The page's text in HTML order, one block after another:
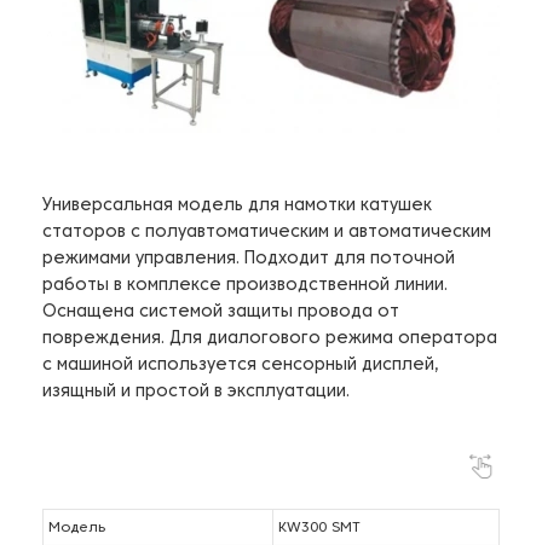
Универсальная модель для намотки катушек
статоров с полуавтоматическим и автоматическим
режимами управления. Подходит для поточной
работы в комплексе производственной линии.
Оснащена системой защиты провода от
повреждения. Для диалогового режима оператора
с машиной используется сенсорный дисплей,
изящный и простой в эксплуатации.
Модель KW300 SMT